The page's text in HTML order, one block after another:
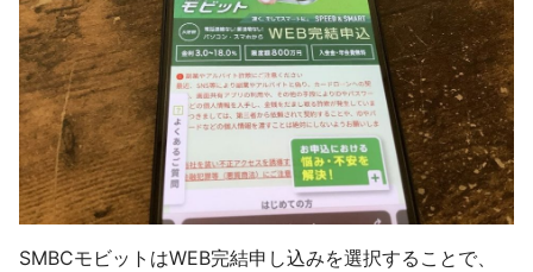
SMBCモビットはWEB完結申し込みを選択することで、